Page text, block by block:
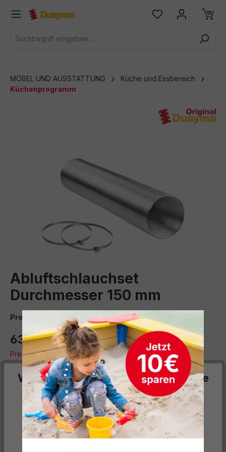
springen
MÖBEL UND AUSSTATTUNG
Küche und Essbereich
Küchenprogramm
Abluftschlauchset
Durchmesser 150 mm
Produktnummer:477190
63,00 €*
Preise inkl. MwSt. zzgl. Versand- bzw. Frachtkosten
Durchmesser (cm)auswählen
12,5 15
Montageservice dazubuchen
Wir respektieren deine Privatsphäre
Diese Website verwendet Cookies, um Ihnen die
bestmögliche Funktionalität bieten zu können... Mehr
Informationen.